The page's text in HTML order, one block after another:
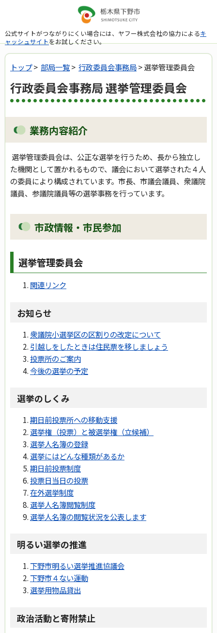
公式サイトがつながりにくい場合には、ヤフー株式会社の協力によるキ
ャッシュサイトをお試しください。
トップ> 部局一覧> 行政委員会事務局> 選挙管理委員会
行政委員会事務局 選挙管理委員会
業務内容紹介
選挙管理委員会は、公正な選挙を行うため、長から独立し
た機関として置かれるもので、議会において選挙された４人
の委員により構成されています。市長、市議会議員、衆議院
議員、参議院議員等の選挙事務を行っています。
市政情報・市民参加
選挙管理委員会
関連リンク
お知らせ
衆議院小選挙区の区割りの改定について
引越しをしたときは住民票を移しましょう
投票所のご案内
今後の選挙の予定
選挙のしくみ
期日前投票所への移動支援
選挙権（投票）と被選挙権（立候補）
選挙人名簿の登録
選挙にはどんな種類があるか
期日前投票制度
投票日当日の投票
在外選挙制度
選挙人名簿閲覧制度
選挙人名簿の閲覧状況を公表します
明るい選挙の推進
下野市明るい選挙推進協議会
下野市４ない運動
選挙用物品貸出
政治活動と寄附禁止